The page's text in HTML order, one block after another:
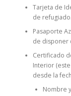
Tarjeta de
de refugiado.
Pasaporte
de disponer
Certificado
Interior
desde la
Nombre